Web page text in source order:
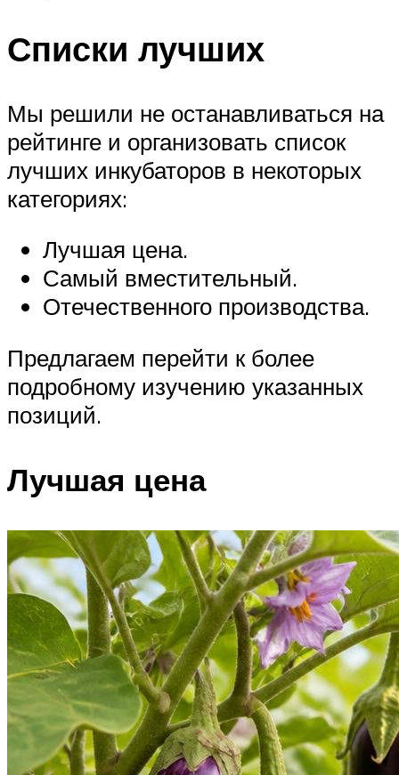
Списки лучших
Мы решили не останавливаться на
рейтинге и организовать список
лучших инкубаторов в некоторых
категориях:
Лучшая цена.
Самый вместительный.
Отечественного производства.
Предлагаем перейти к более
подробному изучению указанных
позиций.
Лучшая цена